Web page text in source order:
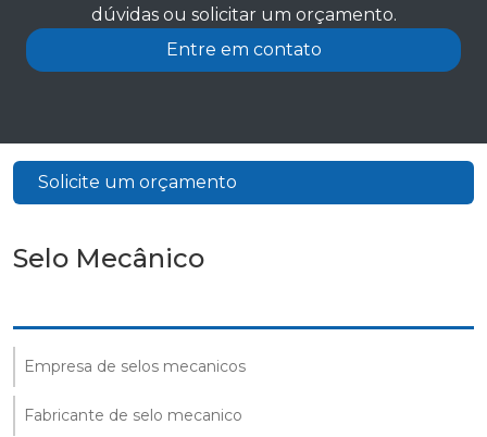
dúvidas ou solicitar um orçamento.
Entre em contato
Solicite um orçamento
Selo Mecânico
Empresa de selos mecanicos
Fabricante de selo mecanico